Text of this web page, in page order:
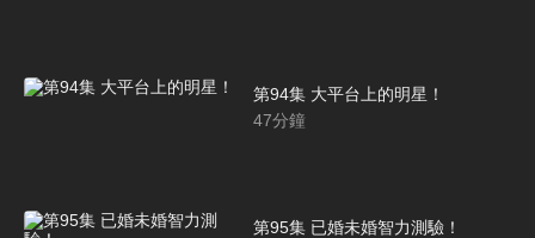
第94集 大平台上的明星！
47分鐘
第95集 已婚未婚智力測驗！